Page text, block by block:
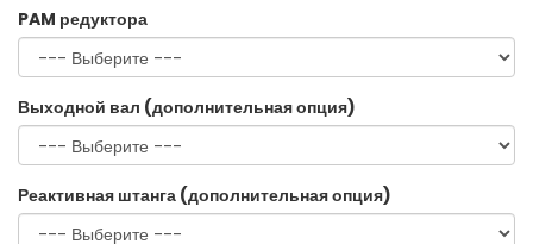
PAM редуктора
Выходной вал (дополнительная опция)
Реактивная штанга (дополнительная опция)